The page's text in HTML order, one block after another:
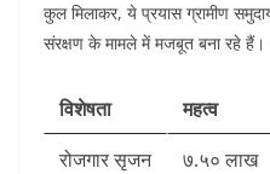
कुल मिलाकर, ये प्रयास ग्रामीण
संरक्षण के मामले में मजबूत बना रहे हैं।​
विशेषता महत्व
रोजगार सृजन
७.५० लाख